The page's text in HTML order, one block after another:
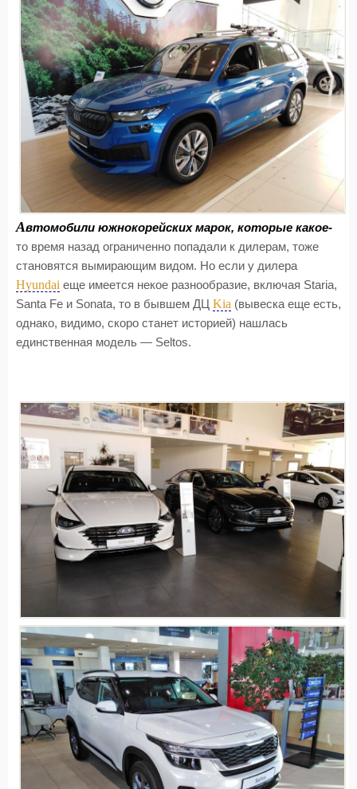
Автомобили южнокорейских марок, которые какое-
то время назад ограниченно попадали к дилерам, тоже
становятся вымирающим видом. Но если у дилера
Hyundai еще имеется некое разнообразие, включая Staria,
Santa Fe и Sonata, то в бывшем ДЦ Kia (вывеска еще есть,
однако, видимо, скоро станет историей) нашлась
единственная модель — Seltos.